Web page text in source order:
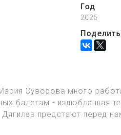
Год
2025
Суворова много
балетам - излюбленная
предстают перед